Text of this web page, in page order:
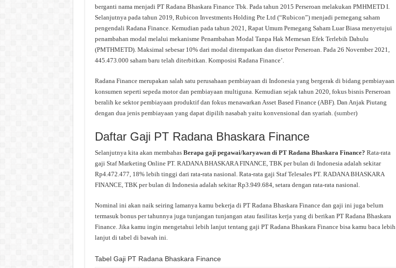
berganti nama menjadi PT Radana Bhaskara Finance Tbk. Pada tahun 2015 Perseroan melakukan PMHMETD I.
Selanjutnya pada tahun 2019, Rubicon Investments Holding Pte Ltd (“Rubicon”) menjadi pemegang saham
pengendali Radana Finance. Kemudian pada tahun 2021, Rapat Umum Pemegang Saham Luar Biasa menyetujui
penambahan modal melalui mekanisme Penambahan Modal Tanpa Hak Memesan Efek Terlebih Dahulu
(PMTHMETD). Maksimal sebesar 10% dari modal ditempatkan dan disetor Perseroan. Pada 26 November 2021,
445.473.000 saham baru telah diterbitkan. Komposisi Radana Finance’.
Radana Finance merupakan salah satu perusahaan pembiayaan di Indonesia yang bergerak di bidang pembiayaan
konsumen seperti sepeda motor dan pembiayaan multiguna. Kemudian sejak tahun 2020, fokus bisnis Perseroan
beralih ke sektor pembiayaan produktif dan fokus menawarkan Asset Based Finance (ABF). Dan Anjak Piutang
dengan dua jenis pembiayaan yang dapat dipilih nasabah yaitu konvensional dan syariah. (sumber)
Daftar Gaji PT Radana Bhaskara Finance
Selanjutnya kita akan membahas Berapa gaji pegawai/karyawan di PT Radana Bhaskara Finance? Rata-rata
gaji Staf Marketing Online PT. RADANA BHASKARA FINANCE, TBK per bulan di Indonesia adalah sekitar
Rp4.472.477, 18% lebih tinggi dari rata-rata nasional. Rata-rata gaji Staf Telesales PT. RADANA BHASKARA
FINANCE, TBK per bulan di Indonesia adalah sekitar Rp3.949.684, setara dengan rata-rata nasional.
Nominal ini akan naik seiring lamanya kamu bekerja di PT Radana Bhaskara Finance dan gaji ini juga belum
termasuk bonus per tahunnya juga tunjangan tunjangan atau fasilitas kerja yang di berikan PT Radana Bhaskara
Finance. Jika kamu ingin mengetahui lebih lanjut tentang gaji PT Radana Bhaskara Finance bisa kamu baca lebih
lanjut di tabel di bawah ini.
Tabel Gaji PT Radana Bhaskara Finance